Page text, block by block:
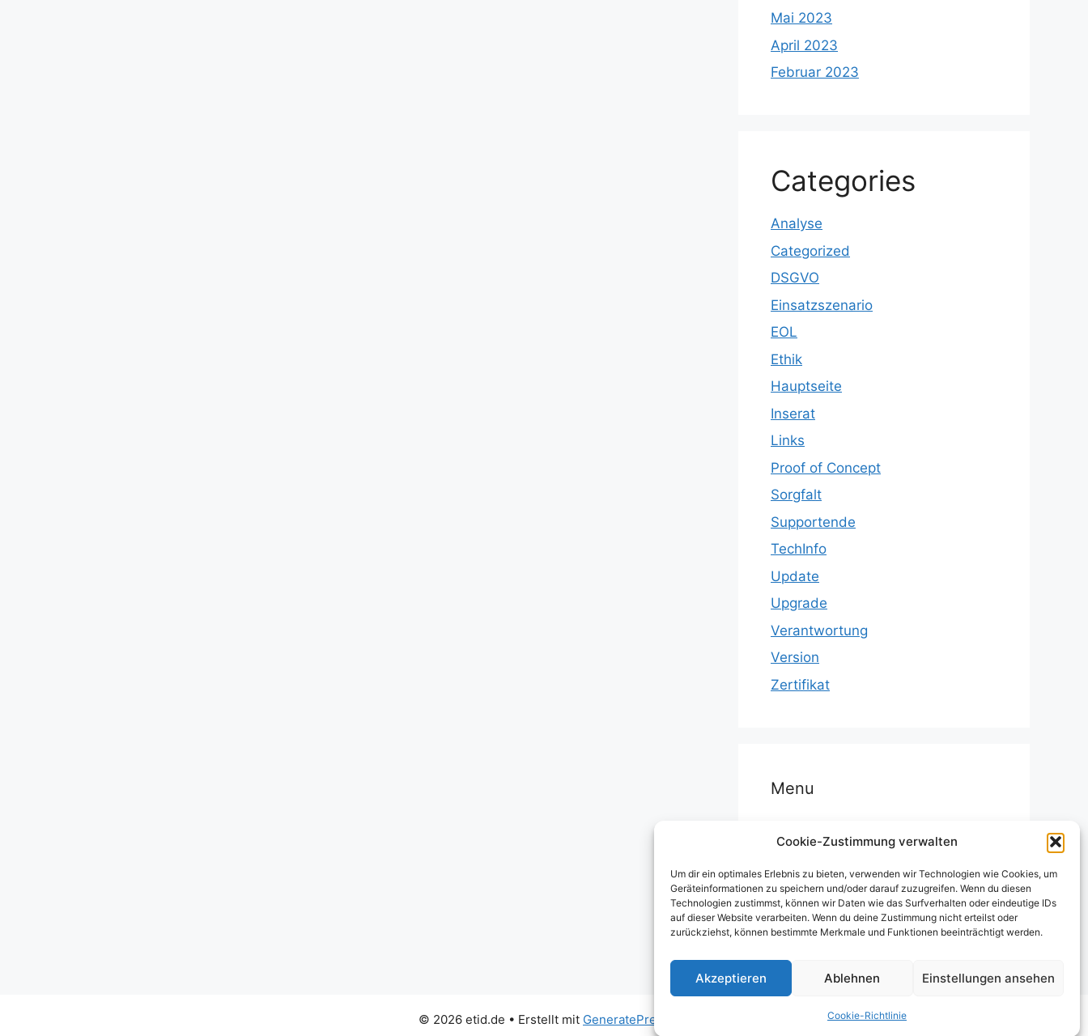
Cookie-Zustimmung verwalten
Um dir ein optimales Erlebnis zu bieten, verwenden wir Technologien wie Cookies, um
Geräteinformationen zu speichern und/oder darauf zuzugreifen. Wenn du diesen
Technologien zustimmst, können wir Daten wie das Surfverhalten oder eindeutige IDs
auf dieser Website verarbeiten. Wenn du deine Zustimmung nicht erteilst oder
zurückziehst, können bestimmte Merkmale und Funktionen beeinträchtigt werden.
Akzeptieren Ablehnen Einstellungen ansehen
Cookie-Richtlinie
Mai 2023
April 2023
Februar 2023
Categories
Analyse
Categorized
DSGVO
Einsatzszenario
EOL
Ethik
Hauptseite
Inserat
Links
Proof of Concept
Sorgfalt
Supportende
TechInfo
Update
Upgrade
Verantwortung
Version
Zertifikat
Menu
Startseite
Betreuung
FMhelp
Cookie-Richtlinie (EU)
© 2026 etid.de • Erstellt mit GeneratePress